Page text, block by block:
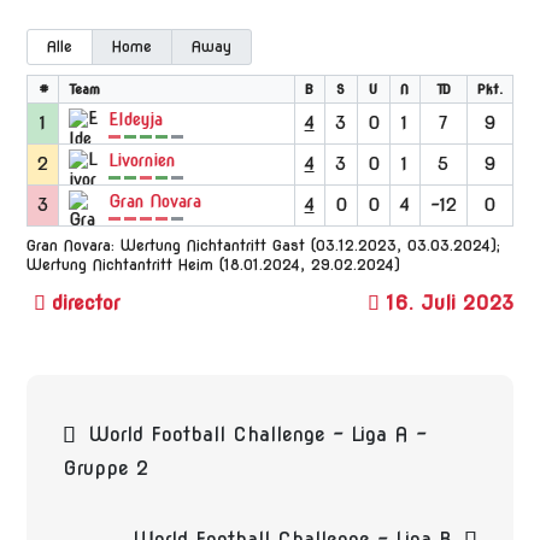
Alle Home Away
# Team B S U N TD Pkt.
1 Eldeyja 4 3 0 1 7 9
2 Livornien 4 3 0 1 5 9
3 Gran Novara 4 0 0 4 -12 0
Gran Novara: Wertung Nichtantritt Gast (03.12.2023, 03.03.2024);
Wertung Nichtantritt Heim (18.01.2024, 29.02.2024)
16. Juli 2023
Beitragsnavigation
World Football Challenge – Liga A –
Gruppe 2